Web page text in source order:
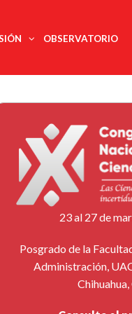
ciencias
profesionales
trabajo
Redes
temáticas
Laboratorios
nacionales
Entidades
afines
Reconoce
La UDUALC
A La
Universidad
De México
En Su 475
Aniversario
OBSERVATORIO
23 al 27 de
Posgrado de la
Administración,
Chihuahua,